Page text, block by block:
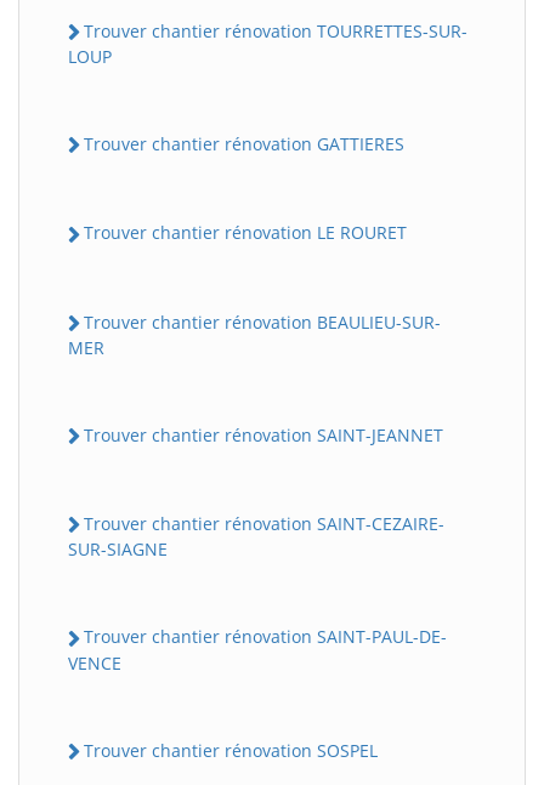
Trouver chantier rénovation TOURRETTES-SUR-
LOUP
Trouver chantier rénovation GATTIERES
Trouver chantier rénovation LE ROURET
Trouver chantier rénovation BEAULIEU-SUR-
MER
Trouver chantier rénovation SAINT-JEANNET
Trouver chantier rénovation SAINT-CEZAIRE-
SUR-SIAGNE
Trouver chantier rénovation SAINT-PAUL-DE-
VENCE
Trouver chantier rénovation SOSPEL